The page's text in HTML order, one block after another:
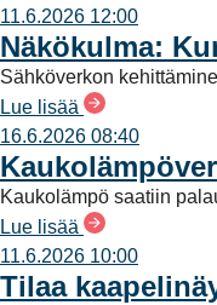
11.6.2026 12:00
Näkökulma:
Sähköverkon
Lue lisää
16.6.2026 08:40
Kaukolämpö saatiin
Lue lisää
11.6.2026 10:00
Tilaa